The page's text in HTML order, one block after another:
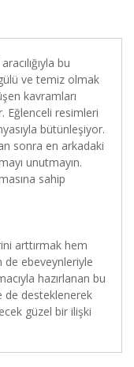
bu
ve temiz olmak
kavramları
Eğlenceli resimleri
bütünleşiyor.
sonra en arkadaki
unutmayın.
sahip
arttırmak hem
de ebeveynleriyle
hazırlanan bu
de desteklenerek
güzel bir ilişki